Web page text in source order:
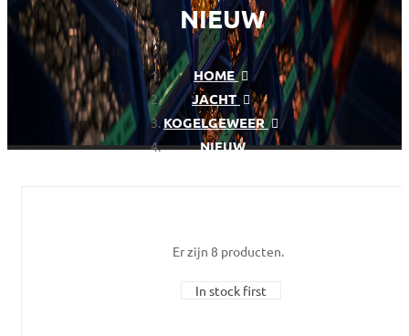
NIEUW
HOME
JACHT
KOGELGEWEER
NIEUW
Er zijn 8 producten.
In stock first